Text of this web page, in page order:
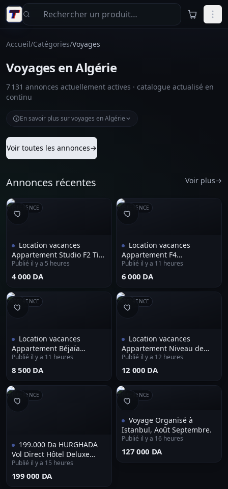
Aller au contenu principal
Accueil/Catégories/Voyages
Voyages en Algérie
7 131 annonces actuellement actives · catalogue actualisé en
continu
En savoir plus sur voyages en Algérie
Voir toutes les annonces→
Annonces récentes Voir plus→
RÉFÉRENCE
Location vacances
Appartement Studio F2 Tizi
Ouzou Tigzirt
Publié il y a 5 heures
⁦4 000 DA⁩
RÉFÉRENCE
Location vacances
Appartement F4
Mostaganem
Publié il y a 11 heures
⁦6 000 DA⁩
RÉFÉRENCE
Location vacances
Appartement Béjaïa
Melbou
Publié il y a 11 heures
⁦8 500 DA⁩
RÉFÉRENCE
Location vacances
Appartement Niveau de
villa F2 Alger Hydra
Publié il y a 12 heures
⁦12 000 DA⁩
RÉFÉRENCE
199.000 Da HURGHADA
Vol Direct Hôtel Deluxe
pour 12 Jours الرحلة المنظمة
للغردقة
Publié il y a 15 heures
⁦199 000 DA⁩
RÉFÉRENCE
Voyage Organisé à
Istanbul, Août Septembre.
Publié il y a 16 heures
⁦127 000 DA⁩